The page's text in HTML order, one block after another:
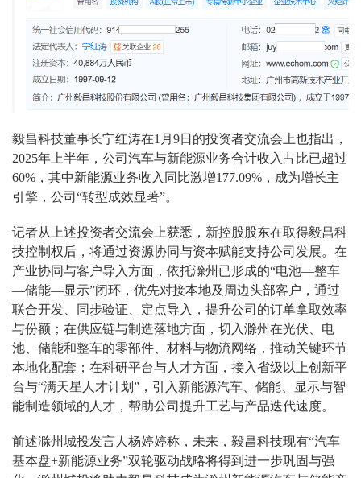
毅昌科技董事长宁红涛在1月9日的投资者交流会上也指出，
2025年上半年，公司汽车与新能源业务合计收入占比已超过
60%，其中新能源业务收入同比激增177.09%，成为增长主
引擎，公司“转型成效显著”。
记者从上述投资者交流会上获悉，新控股股东在取得毅昌科
技控制权后，将通过资源协同与资本赋能支持公司发展。在
产业协同与客户导入方面，依托滁州已形成的“电池—整车
—储能—显示”闭环，优先对接本地及周边头部客户，通过
联合开发、同步验证、定点导入，提升公司的订单拿取效率
与份额；在供应链与制造落地方面，切入滁州在光伏、电
池、储能和整车的零部件、材料与物流网络，推动关键环节
本地化配套；在科研平台与人才方面，接入省级以上创新平
台与“满天星人才计划”，引入新能源汽车、储能、显示与智
能制造领域的人才，帮助公司提升工艺与产品迭代速度。
前述滁州城投发言人杨婷婷称，未来，毅昌科技现有“汽车
基本盘+新能源业务”双轮驱动战略将得到进一步巩固与强